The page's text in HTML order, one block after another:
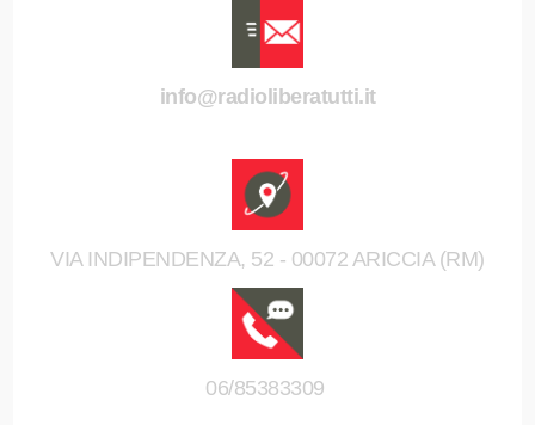
info@radioliberatutti.it
VIA INDIPENDENZA, 52 - 00072 ARICCIA (RM)
06/85383309